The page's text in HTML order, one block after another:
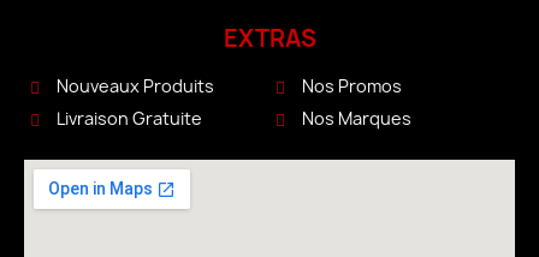
EXTRAS
Nouveaux Produits
Livraison Gratuite
Nos Promos
Nos Marques